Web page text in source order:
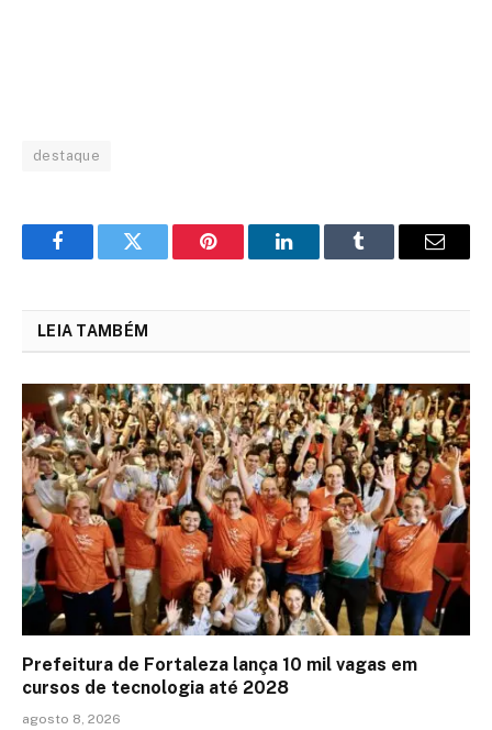
destaque
FacebookTwitter Pinterest LinkedInTumblr Email
LEIA TAMBÉM
Prefeitura de Fortaleza lança 10 mil vagas em
cursos de tecnologia até 2028
agosto 8, 2026